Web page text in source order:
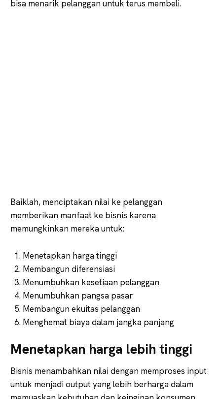
bisa menarik pelanggan untuk terus membeli.
Baiklah, menciptakan nilai ke pelanggan
memberikan manfaat ke bisnis karena
memungkinkan mereka untuk:
Menetapkan harga tinggi
Membangun diferensiasi
Menumbuhkan kesetiaan pelanggan
Menumbuhkan pangsa pasar
Membangun ekuitas pelanggan
Menghemat biaya dalam jangka panjang
Menetapkan harga lebih tinggi
Bisnis menambahkan nilai dengan memproses input
untuk menjadi output yang lebih berharga dalam